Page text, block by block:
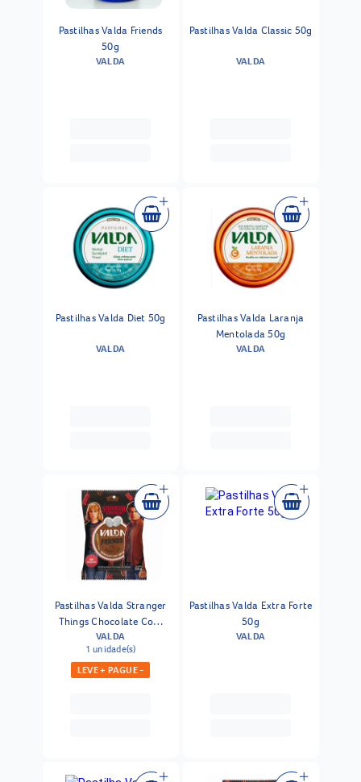
Pastilhas Valda Friends
50g
VALDA
Pastilhas Valda Classic 50g
VALDA
Pastilhas Valda Diet 50g
VALDA
Pastilhas Valda Laranja
Mentolada 50g
VALDA
Pastilhas Valda Stranger
Things Chocolate Com
Cereja 25g
VALDA
1 unidade(s)
LEVE + PAGUE -
Pastilhas Valda Extra Forte
50g
VALDA